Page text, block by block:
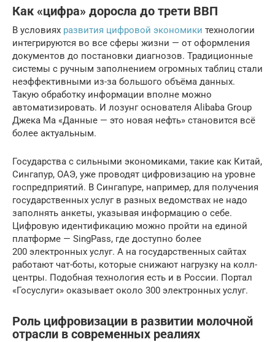
Как «цифра» доросла до трети ВВП
В условиях развития цифровой экономики технологии
интегрируются во все сферы жизни — от оформления
документов до постановки диагнозов. Традиционные
системы с ручным заполнением огромных таблиц стали
неэффективными из-за большого объёма данных.
Такую обработку информации вполне можно
автоматизировать. И лозунг основателя Alibaba Group
Джека Ма «Данные — это новая нефть» становится всё
более актуальным.
Государства с сильными экономиками, такие как Китай,
Сингапур, ОАЭ, уже проводят цифровизацию на уровне
госпредприятий. В Сингапуре, например, для получения
государственных услуг в разных ведомствах не надо
заполнять анкеты, указывая информацию о себе.
Цифровую идентификацию можно пройти на единой
платформе — SingPass, где доступно более
200 электронных услуг. А на государственных сайтах
работают чат-боты, которые снижают нагрузку на колл-
центры. Подобная технология есть и в России. Портал
«Госуслуги» оказывает около 300 электронных услуг.
Роль цифровизации в развитии молочной
отрасли в современных реалиях